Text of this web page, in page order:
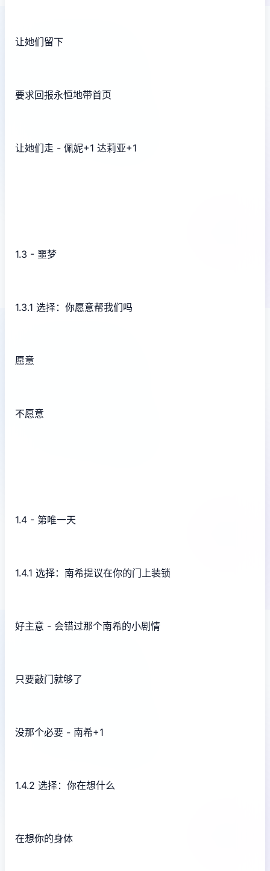
让她们留下
要求回报永恒地带首页
让她们走 - 佩妮+1 达莉亚+1
1.3 - 噩梦
1.3.1 选择：你愿意帮我们吗
愿意
不愿意
1.4 - 第唯一天
1.4.1 选择：南希提议在你的门上装锁
好主意 - 会错过那个南希的小剧情
只要敲门就够了
没那个必要 - 南希+1
1.4.2 选择：你在想什么
在想你的身体